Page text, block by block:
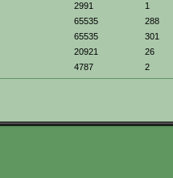
2991
1
65535
288
65535
301
20921
26
4787 2